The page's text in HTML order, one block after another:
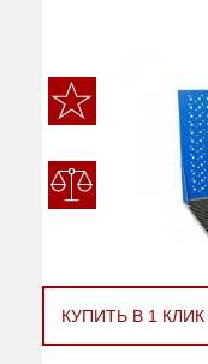
КУПИТЬ В 1 КЛИК